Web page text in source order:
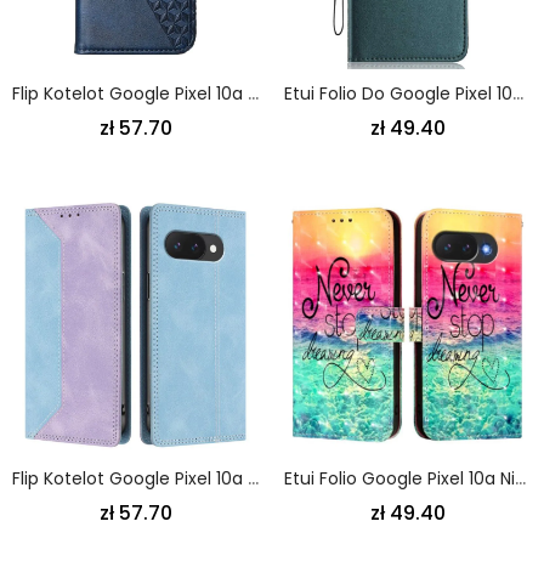
Flip Kotelot Google Pixel 10a Wzór Diamentowy
zł 57.70
Etui Folio Do Google Pixel 10a Efekt Skóry
zł 49.40
Flip Kotelot Google Pixel 10a Dwukolorowy Blokujący Rfid
zł 57.70
Etui Folio Google Pixel 10a Nigdy Nie Przestawaj Marzyć Etui Ochronne
zł 49.40